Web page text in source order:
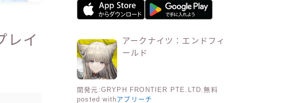
レイ
アークナイツ：エンドフィ
ールド
開発元:GRYPH FRONTIER PTE.LTD.無料
posted withアプリーチ